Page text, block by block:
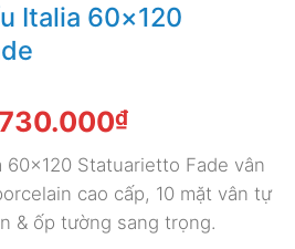
Italia 60×120
₫Giá
tại
là:
1.730.000₫.
60×120 Statuarietto Fade vân
cao cấp, 10 mặt vân tự
& ốp tường sang trọng.